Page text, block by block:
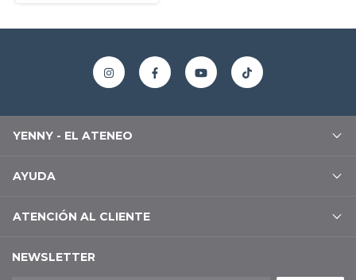
YENNY - EL ATENEO
AYUDA
ATENCIÓN AL CLIENTE
NEWSLETTER